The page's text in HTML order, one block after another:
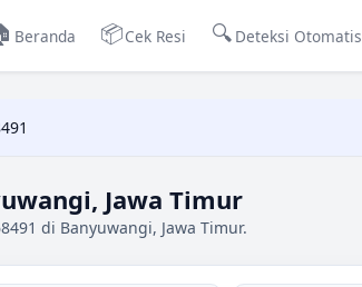
Beranda 📦Cek Resi 🔍 Deteksi Otomatis
Jawa Timur
di Banyuwangi, Jawa Timur.